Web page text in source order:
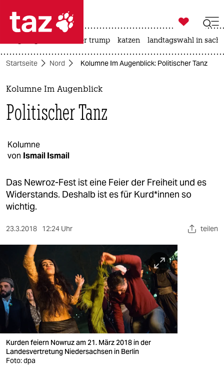
 taz zahl ich
taz zahl ich
themen
politik
gesellschaft
kultur
sport
berlin
nord
wahrheit
verlag
verlag
veranstaltungen
shop

taz zahl ich
usa unter trump katzen landtagswahl in
Startseite Nord Kolumne Im Augenblick: Politischer Tanz
Kolumne Im Augenblick
Politischer Tanz
Kolumne
von Ismail Ismail
Das Newroz-Fest ist eine Feier der Freiheit und es
Widerstands. Deshalb ist es für Kurd*innen so
wichtig.
23.3.2018 12:24 Uhr teilen
Kurden feiern Nowruz am 21. März 2018 in der
Landesvertretung Niedersachsen in Berlin
Foto: dpa